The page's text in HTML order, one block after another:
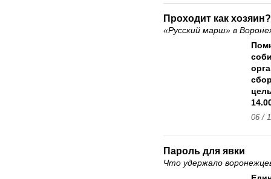
Проходит как хозяин?
«Русский марш» в
06 /
Пароль для явки
Что удержало